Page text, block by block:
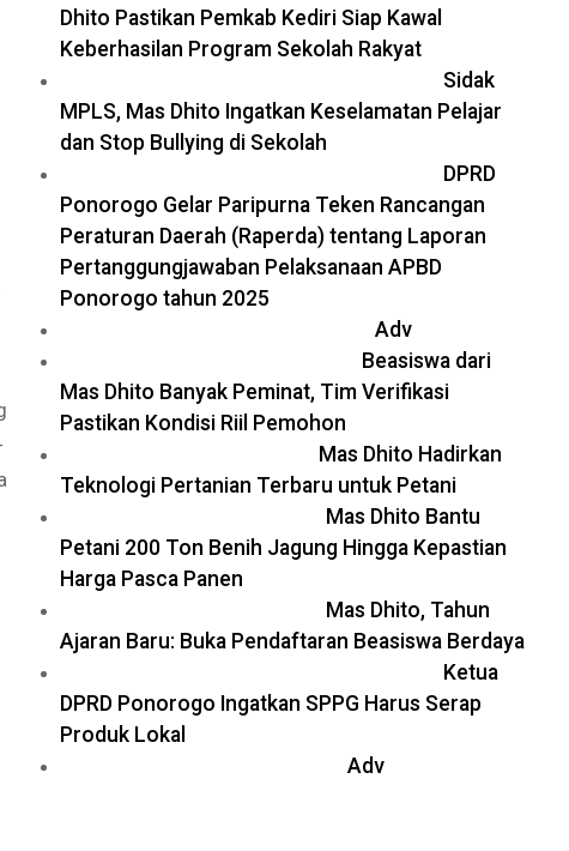
Dhito Pastikan Pemkab Kediri Siap Kawal
Keberhasilan Program Sekolah Rakyat
Sidak
MPLS, Mas Dhito Ingatkan Keselamatan Pelajar
dan Stop Bullying di Sekolah
DPRD
Ponorogo Gelar Paripurna Teken Rancangan
Peraturan Daerah (Raperda) tentang Laporan
Pertanggungjawaban Pelaksanaan APBD
Ponorogo tahun 2025
Adv
Beasiswa dari
Mas Dhito Banyak Peminat, Tim Verifikasi
Pastikan Kondisi Riil Pemohon
Mas Dhito Hadirkan
Teknologi Pertanian Terbaru untuk Petani
Mas Dhito Bantu
Petani 200 Ton Benih Jagung Hingga Kepastian
Harga Pasca Panen
Mas Dhito, Tahun
Ajaran Baru: Buka Pendaftaran Beasiswa Berdaya
Ketua
DPRD Ponorogo Ingatkan SPPG Harus Serap
Produk Lokal
Adv